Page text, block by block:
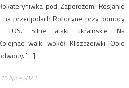
pod Zaporożem. Rosjanie
na przedpolach Robotyne przy pomocy
TOS. Silne ataki ukraińskie Na
walki wokół Kliszczeiwki. Obie
[…]
15 lipca 2023